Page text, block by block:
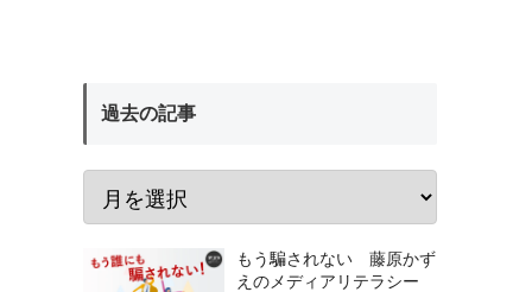
過去の記事
もう騙されない 藤原かず
えのメディアリテラシー